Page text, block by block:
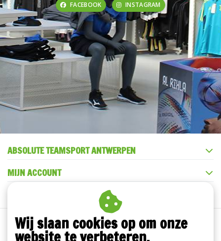
FACEBOOK INSTAGRAM
ABSOLUTE TEAMSPORT ANTWERPEN
MIJN ACCOUNT
Wij slaan cookies op om onze
website te verbeteren.